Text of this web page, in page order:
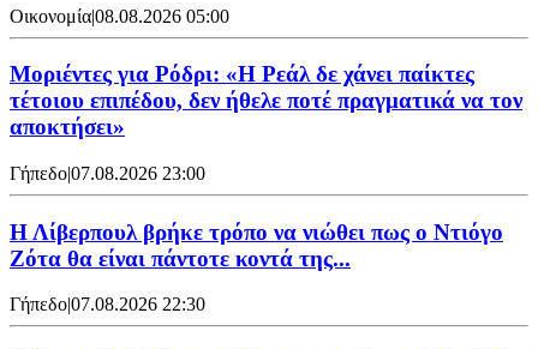
Οικονομία|08.08.2026 05:00
Μοριέντες για Ρόδρι: «Η Ρεάλ δε χάνει παίκτες
τέτοιου επιπέδου, δεν ήθελε ποτέ πραγματικά να τον
αποκτήσει»
Γήπεδο|07.08.2026 23:00
Η Λίβερπουλ βρήκε τρόπο να νιώθει πως ο Ντιόγο
Ζότα θα είναι πάντοτε κοντά της...
Γήπεδο|07.08.2026 22:30